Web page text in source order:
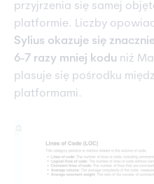
przyjrzenia się samej
platformie. Liczby
Sylius okazuje się
6-7 razy mniej kodu niż
plasuje się pośrodku
platformami.